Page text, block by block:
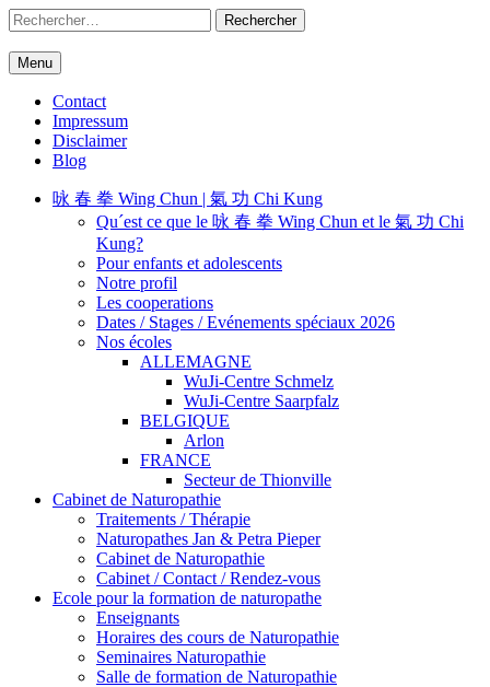
Skip
to
content
Rechercher :
WuJi – Zentrum
WuJi Konzept
Menu
Contact
Impressum
Disclaimer
Blog
咏 春 拳 Wing Chun | 氣 功 Chi Kung
Qu´est ce que le 咏 春 拳 Wing Chun et le 氣 功 Chi
Kung?
Pour enfants et adolescents
Notre profil
Les cooperations
Dates / Stages / Evénements spéciaux 2026
Nos écoles
ALLEMAGNE
WuJi-Centre Schmelz
WuJi-Centre Saarpfalz
BELGIQUE
Arlon
FRANCE
Secteur de Thionville
Cabinet de Naturopathie
Traitements / Thérapie
Naturopathes Jan & Petra Pieper
Cabinet de Naturopathie
Cabinet / Contact / Rendez-vous
Ecole pour la formation de naturopathe
Enseignants
Horaires des cours de Naturopathie
Seminaires Naturopathie
Salle de formation de Naturopathie